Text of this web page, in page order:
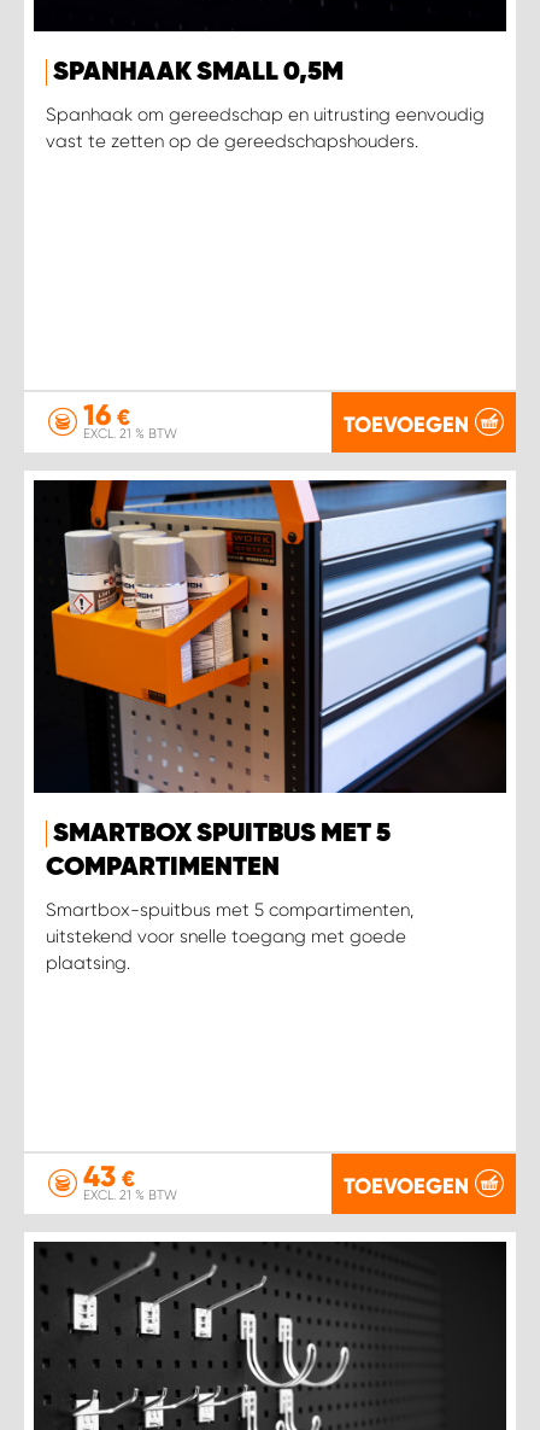
SPANHAAK SMALL 0,5M
Spanhaak om gereedschap en uitrusting eenvoudig
vast te zetten op de gereedschapshouders.
16 €
EXCL. 21 % BTW TOEVOEGEN
SMARTBOX SPUITBUS MET 5
COMPARTIMENTEN
Smartbox-spuitbus met 5 compartimenten,
uitstekend voor snelle toegang met goede
plaatsing.
43 €
EXCL. 21 % BTW TOEVOEGEN